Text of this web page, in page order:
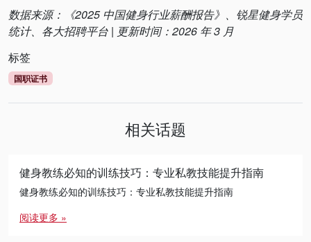
数据来源：《2025 中国健身行业薪酬报告》、锐星健身学员
统计、各大招聘平台 | 更新时间：2026 年 3 月
标签
国职证书
相关话题
健身教练必知的训练技巧：专业私教技能提升指南
健身教练必知的训练技巧：专业私教技能提升指南
阅读更多 »